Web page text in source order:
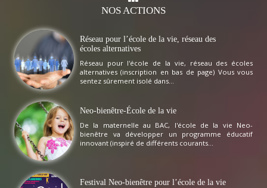
NOSACTIONS
Réseau pour l’école de la vie, réseau des
écoles alternatives
Réseau pour l'école de la vie, réseau des écoles
alternatives (inscription en bas de page) Vous vous
sentez sûrement isolé dans...
Neo-bienêtre-École de la vie
De la maternelle au BAC, l'école de la vie Neo-
bienêtre va développer un programme éducatif
innovant (inspiré de différents courants...
Festival Neo-bienêtre pour l’école de la vie